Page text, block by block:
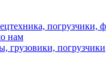
погрузчики,
нам
погрузчики